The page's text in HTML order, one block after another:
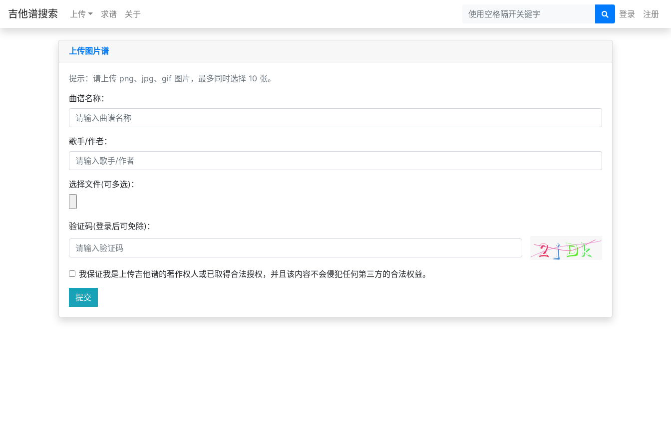
吉他谱搜索 上传 求谱 关于 登录 注册
上传图片谱
提示：请上传 png、jpg、gif 图片，最多同时选择 10 张。
曲谱名称：
歌手/作者：
选择文件(可多选)：
验证码(登录后可免除)：
我保证我是上传吉他谱的著作权人或已取得合法授权，并且该内容不会侵犯任何第三方的合法权益。
提交